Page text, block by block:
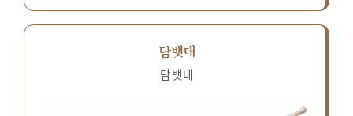
담뱃대
담뱃대